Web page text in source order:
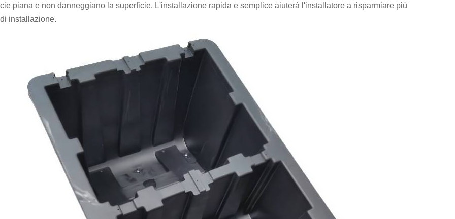
piana e non danneggiano la superficie. L'installazione rapida e semplice aiuterà l'installatore a risparmiare più
installazione.